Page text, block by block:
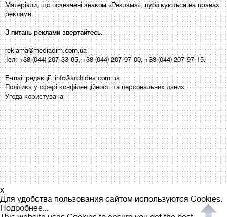
Матеріали, що позначені знаком «Реклама», публікуються на правах
реклами.
З питань реклами звертайтесь:
reklama@mediadim.com.ua
Тел: +38 (044) 207-33-05, +38 (044) 207-97-00, +38 (044) 207-97-15.
E-mail редакції:info@archidea.com.ua
Політика у сфері конфіденційності та персональних даних
Угода користувача
x
Для удобства пользования сайтом используются Cookies.
Подробнее...